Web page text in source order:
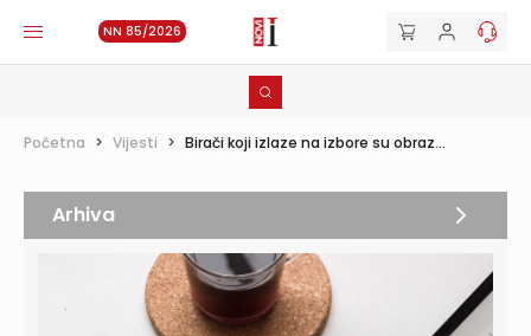
NN 85/2026
Početna > Vijesti > Birači koji izlaze na izbore su obraz...
Arhiva